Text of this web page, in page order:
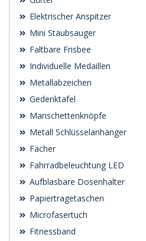
Elektrischer Anspitzer
Mini Staubsauger
Faltbare Frisbee
Individuelle Medaillen
Metallabzeichen
Gedenktafel
Manschettenknöpfe
Metall Schlüsselanhänger
Fächer
Fahrradbeleuchtung LED
Aufblasbare Dosenhalter
Papiertragetaschen
Microfasertuch
Fitnessband